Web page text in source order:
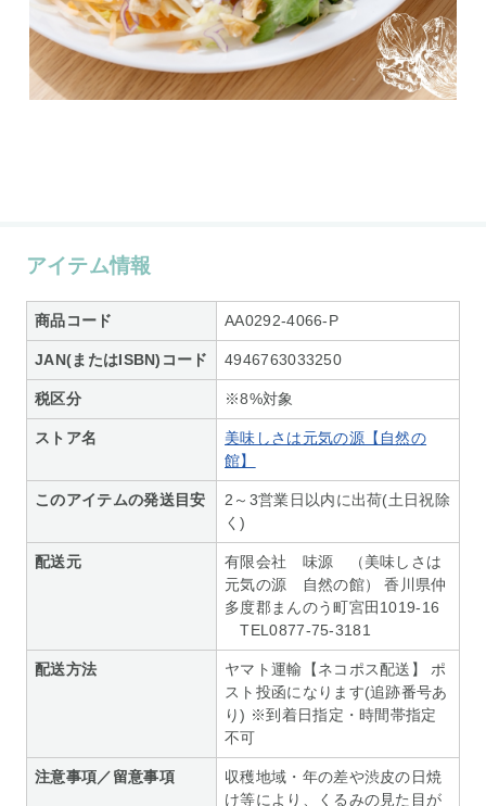
アイテム情報
商品コード AA0292-4066-P
JAN(またはISBN)コード 4946763033250
税区分 ※8%対象
ストア名
美味しさは元気の源【自然の
館】
このアイテムの発送目安
2～3営業日以内に出荷(土日祝除
く)
配送元
有限会社 味源 （美味しさは
元気の源 自然の館） 香川県仲
多度郡まんのう町宮田1019-16
TEL0877-75-3181
配送方法
ヤマト運輸【ネコポス配送】 ポ
スト投函になります(追跡番号あ
り) ※到着日指定・時間帯指定
不可
注意事項／留意事項
収穫地域・年の差や渋皮の日焼
け等により、くるみの見た目が